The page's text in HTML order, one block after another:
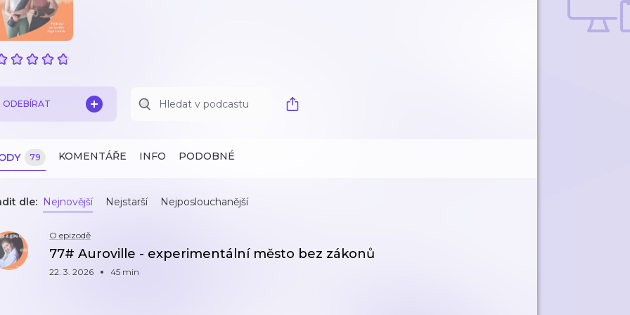
ODEBÍRAT
79 KOMENTÁŘE INFO PODOBNÉ
dle: Nejnovější Nejstarší Nejposlouchanější
O epizodě
77# Auroville - experimentální město bez zákonů
22. 3. 2026 45 min